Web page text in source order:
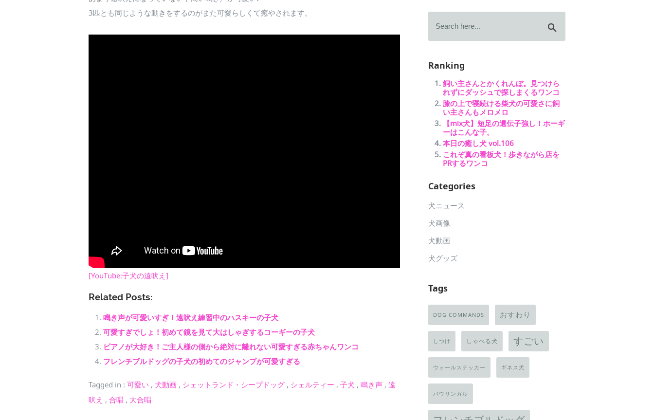
3匹とも同じような動きをするのがまた可愛らしくて癒やされます。
[YouTube:子犬の遠吠え]
Related Posts:
鳴き声が可愛いすぎ！遠吠え練習中のハスキーの子犬
可愛すぎでしょ！初めて鏡を見て大はしゃぎするコーギーの子犬
ピアノが大好き！ご主人様の側から絶対に離れない可愛すぎる赤ちゃんワンコ
フレンチブルドッグの子犬の初めてのジャンプが可愛すぎる
Tagged in : 可愛い , 犬動画 , シェットランド・シープドッグ , シェルティー , 子犬 , 鳴き声 , 遠
吠え , 合唱 , 大合唱
Ranking
飼い主さんとかくれんぼ。見つけら
れずにダッシュで探しまくるワンコ
膝の上で寝続ける柴犬の可愛さに飼
い主さんもメロメロ
【mix犬】短足の遺伝子強し！ホーギ
ーはこんな子。
本日の癒し犬 vol.106
これぞ真の看板犬！歩きながら店を
PRするワンコ
Categories
犬ニュース
犬画像
犬動画
犬グッズ
Tags
DOG COMMANDS おすわり
しつけ しゃべる犬 すごい
ウォールステッカー ギネス犬
バウリンガル